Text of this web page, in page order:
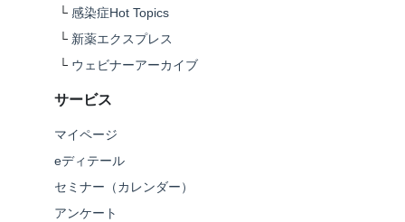
└ 感染症Hot Topics
└ 新薬エクスプレス
└ ウェビナーアーカイブ
サービス
マイページ
eディテール
セミナー（カレンダー）
アンケート